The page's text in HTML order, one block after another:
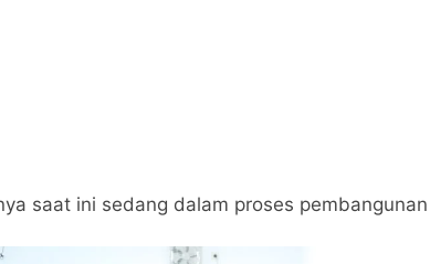
saat ini sedang dalam proses